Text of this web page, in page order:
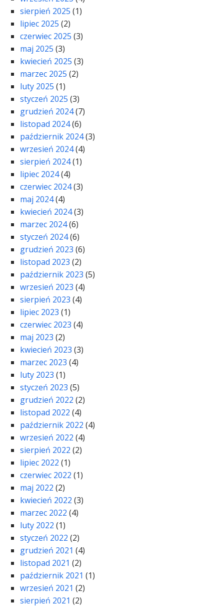
sierpień 2025 (1)
lipiec 2025 (2)
czerwiec 2025 (3)
maj 2025 (3)
kwiecień 2025 (3)
marzec 2025 (2)
luty 2025 (1)
styczeń 2025 (3)
grudzień 2024(7)
listopad 2024(6)
październik 2024(3)
wrzesień 2024(4)
sierpień 2024(1)
lipiec 2024(4)
czerwiec 2024(3)
maj 2024(4)
kwiecień 2024(3)
marzec 2024(6)
styczeń 2024(6)
grudzień 2023 (6)
listopad 2023 (2)
październik 2023 (5)
wrzesień 2023 (4)
sierpień 2023 (4)
lipiec 2023 (1)
czerwiec 2023 (4)
maj 2023 (2)
kwiecień 2023 (3)
marzec 2023 (4)
luty 2023 (1)
styczeń 2023 (5)
grudzień 2022 (2)
listopad 2022 (4)
październik 2022 (4)
wrzesień 2022 (4)
sierpień 2022 (2)
lipiec 2022 (1)
czerwiec 2022 (1)
maj 2022 (2)
kwiecień 2022 (3)
marzec 2022 (4)
luty 2022 (1)
styczeń 2022 (2)
grudzień 2021 (4)
listopad 2021 (2)
październik 2021 (1)
wrzesień 2021 (2)
sierpień 2021 (2)